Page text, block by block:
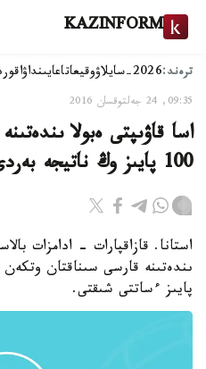
KAZINFORM
ترەند:2026-سايلاۋ وقيعاتاعايىنداۋ
09:35, 24 جەلتوقسان 2016
اسا قاۋىپتى ەبولا
100 پايىز وڭ ناتيجە بەردى
استانا. قازاقپارات - ادامزات
پايىز ءساتتى شىقتى.